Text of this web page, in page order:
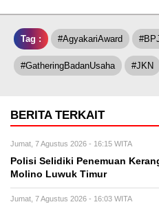
Tag : #AgyakariAward
#GatheringBadanUsaha #JKN
BERITA TERKAIT
Jumat, 7 Agustus 2026 - 16:15 WITA
Polisi Selidiki Penemuan
Molino Luwuk Timur
Jumat, 7 Agustus 2026 - 16:03 WITA